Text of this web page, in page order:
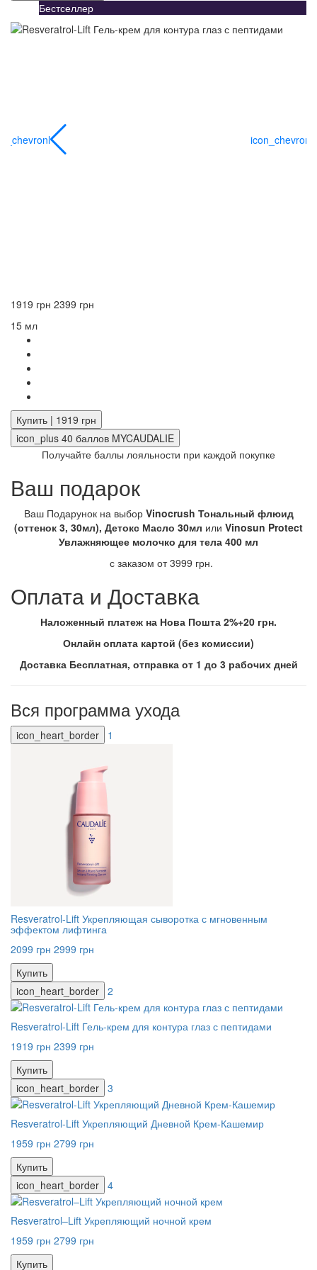
Бестселлер
icon_chevronl
1919 грн 2399 грн
15 мл
Купить | 1919 грн
icon_plus 40 баллов MYCAUDALIE
Получайте баллы лояльности при каждой покупке
Ваш подарок
Ваш Подарунок на выборVinocrush Тональный флюид
(оттенок 3, 30мл), Детокс Масло 30мл или Vinosun Protect
Увлажняющее молочко для тела 400 мл
с заказом от 3999 грн.
Оплата и Доставка
Наложенный платеж на Нова Пошта 2%+20 грн.
Онлайн оплата картой (без комиссии)
Доставка Бесплатная, отправка от 1 до 3 рабочих дней
Вся программа ухода
icon_heart_border 1
Resveratrol-Lift Укрепляющая сыворотка с мгновенным
эффектом лифтинга
2099 грн 2999 грн
Купить
icon_heart_border 2
Resveratrol-Lift Гель-крем для контура глаз с пептидами
1919 грн 2399 грн
Купить
icon_heart_border 3
Resveratrol-Lift Укрепляющий Дневной Крем-Кашемир
1959 грн 2799 грн
Купить
icon_heart_border 4
Resveratrol–Lift Укрепляющий ночной крем
1959 грн 2799 грн
Купить